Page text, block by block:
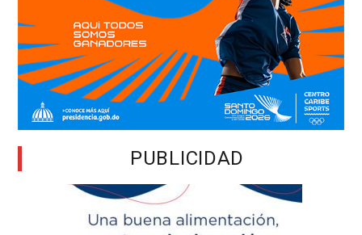
PUBLICIDAD